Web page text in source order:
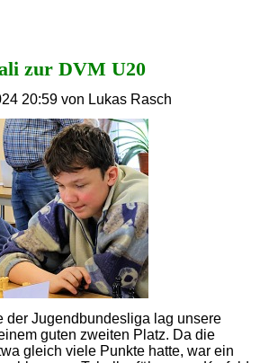
zur DVM U20
20:59von Lukas Rasch
der Jugendbundesliga lag unsere
guten zweiten Platz. Da die
gleich viele Punkte hatte, war ein